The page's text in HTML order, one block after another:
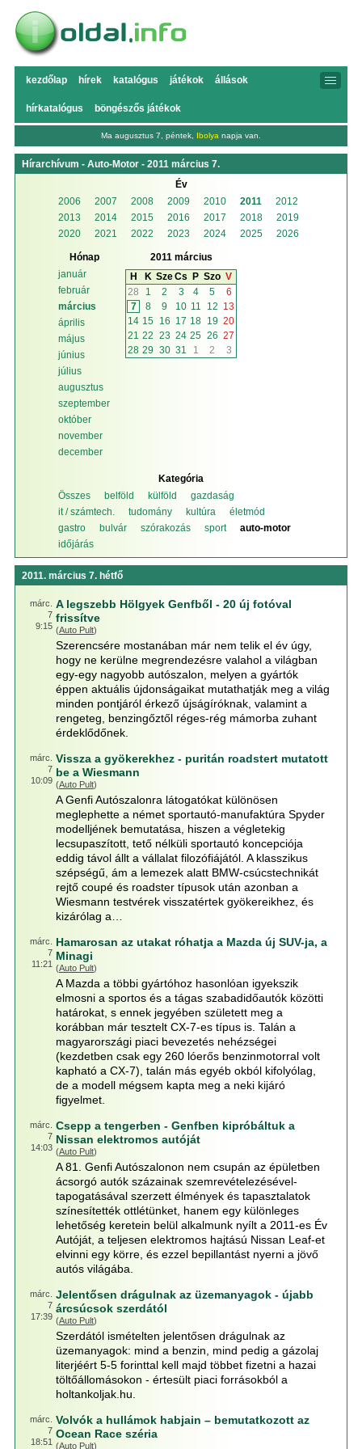
kezdőlap hírek katalógus játékok állások
hírkatalógus böngészős játékok
Ma augusztus 7, péntek, Ibolya napja van.
Hírarchívum - Auto-Motor - 2011 március 7.
Év
2006
2007 2008 2009 2010 2011
2012
2013
2014 2015 2016 2017 2018
2019
2020
2021 2022 2023 2024 2025 2026
Hónap
január
február
március
április
május
június
július
augusztus
szeptember
október
november
december
2011 március
H
K SzeCs P Szo V
28
1 2 3 4 5
6
7
8 9 10 11 12 13
14 15 16 17 18 19 20
21 22 23 24 25 26 27
28 29 30 31 1 2 3
Kategória
Összes
belföld külföld
gazdaság
it / számtech.
tudomány kultúra
életmód
gastro
bulvár szórakozás sport
auto-motor
időjárás
2011. március 7. hétfő
márc.
7
9:15
A legszebb Hölgyek Genfből - 20 új fotóval
frissítve
(Auto Pult)
Szerencsére mostanában már nem telik el év úgy,
hogy ne kerülne megrendezésre valahol a világban
egy-egy nagyobb autószalon, melyen a gyártók
éppen aktuális újdonságaikat mutathatják meg a világ
minden pontjáról érkező újságíróknak, valamint a
rengeteg, benzingőztől réges-rég mámorba zuhant
érdeklődőnek.
márc.
7
10:09
Vissza a gyökerekhez - puritán roadstert mutatott
be a Wiesmann
(Auto Pult)
A Genfi Autószalonra látogatókat különösen
meglephette a német sportautó-manufaktúra Spyder
modelljének bemutatása, hiszen a végletekig
lecsupaszított, tető nélküli sportautó koncepciója
eddig távol állt a vállalat filozófiájától. A klasszikus
szépségű, ám a lemezek alatt BMW-csúcstechnikát
rejtő coupé és roadster típusok után azonban a
Wiesmann testvérek visszatértek gyökereikhez, és
kizárólag a…
márc.
7
11:21
Hamarosan az utakat róhatja a Mazda új SUV-ja, a
Minagi
(Auto Pult)
A Mazda a többi gyártóhoz hasonlóan igyekszik
elmosni a sportos és a tágas szabadidőautók közötti
határokat, s ennek jegyében született meg a
korábban már tesztelt CX-7-es típus is. Talán a
magyarországi piaci bevezetés nehézségei
(kezdetben csak egy 260 lóerős benzinmotorral volt
kapható a CX-7), talán más egyéb okból kifolyólag,
de a modell mégsem kapta meg a neki kijáró
figyelmet.
márc.
7
14:03
Csepp a tengerben - Genfben kipróbáltuk a
Nissan elektromos autóját
(Auto Pult)
A 81. Genfi Autószalonon nem csupán az épületben
ácsorgó autók százainak szemrevételezésével-
tapogatásával szerzett élmények és tapasztalatok
színesítették ottlétünket, hanem egy különleges
lehetőség keretein belül alkalmunk nyílt a 2011-es Év
Autóját, a teljesen elektromos hajtású Nissan Leaf-et
elvinni egy körre, és ezzel bepillantást nyerni a jövő
autós világába.
márc.
7
17:39
Jelentősen drágulnak az üzemanyagok - újabb
árcsúcsok szerdától
(Auto Pult)
Szerdától ismételten jelentősen drágulnak az
üzemanyagok: mind a benzin, mind pedig a gázolaj
literjéért 5-5 forinttal kell majd többet fizetni a hazai
töltőállomásokon - értesült piaci forrásokból a
holtankoljak.hu.
márc.
7
18:51
Volvók a hullámok habjain – bemutatkozott az
Ocean Race széria
(Auto Pult)